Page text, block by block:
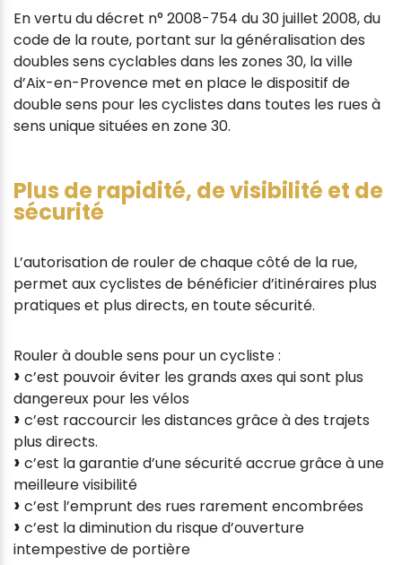
En vertu du décret n° 2008-754 du 30 juillet 2008, du
code de la route, portant sur la généralisation des
doubles sens cyclables dans les zones 30, la ville
d’Aix-en-Provence met en place le dispositif de
double sens pour les cyclistes dans toutes les rues à
sens unique situées en zone 30.
Plus de rapidité, de visibilité et de
sécurité
L’autorisation de rouler de chaque côté de la rue,
permet aux cyclistes de bénéficier d’itinéraires plus
pratiques et plus directs, en toute sécurité.
Rouler à double sens pour un cycliste :
c’est pouvoir éviter les grands axes qui sont plus
dangereux pour les vélos
c’est raccourcir les distances grâce à des trajets
plus directs.
c’est la garantie d’une sécurité accrue grâce à une
meilleure visibilité
c’est l’emprunt des rues rarement encombrées
c’est la diminution du risque d’ouverture
intempestive de portière